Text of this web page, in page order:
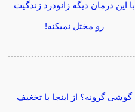
با این درمان دیگه زانودرد زندگیت
رو مختل نمیکنه!
گوشی گرونه؟ از اینجا با تخغیف